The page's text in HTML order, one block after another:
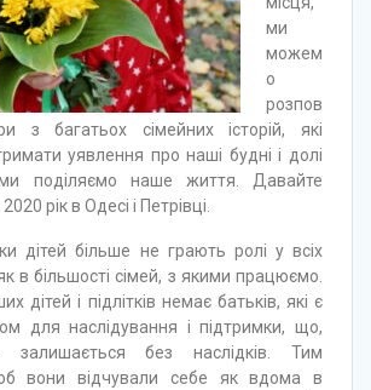
ми
можем
о
розпов
з багатьох сімейних історій, які
уявлення про наші будні і долі
поділяємо наше життя. Давайте
рік в Одесі і Петрівці.
дітей більше не грають ролі у всіх
в більшості сімей, з якими працюємо.
дітей і підлітків немає батьків, які є
для наслідування і підтримки, що,
залишається без наслідків. Тим
вони відчували себе як вдома в